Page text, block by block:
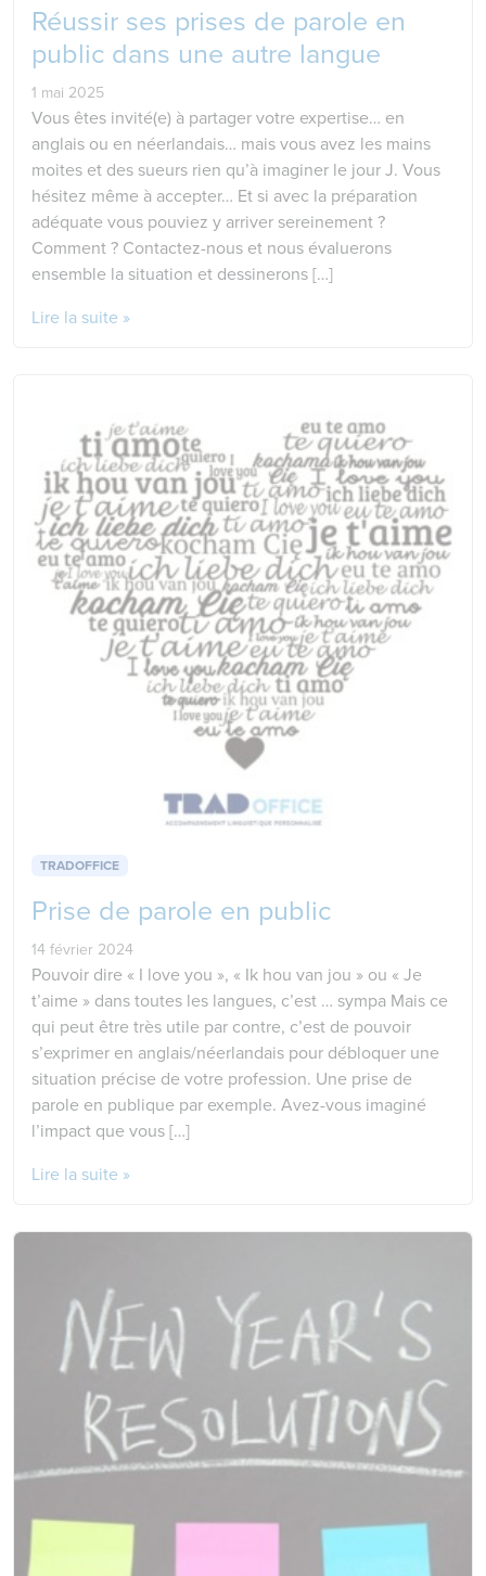
Réussir ses prises de parole en
public dans une autre langue
1 mai 2025
Vous êtes invité(e) à partager votre expertise… en
anglais ou en néerlandais… mais vous avez les mains
moites et des sueurs rien qu’à imaginer le jour J. Vous
hésitez même à accepter… Et si avec la préparation
adéquate vous pouviez y arriver sereinement ?
Comment ? Contactez-nous et nous évaluerons
ensemble la situation et dessinerons […]
Lire la suite »
TRADOFFICE
Prise de parole en public
14 février 2024
Pouvoir dire « I love you », « Ik hou van jou » ou « Je
t’aime » dans toutes les langues, c’est … sympa Mais ce
qui peut être très utile par contre, c’est de pouvoir
s’exprimer en anglais/néerlandais pour débloquer une
situation précise de votre profession. Une prise de
parole en publique par exemple. Avez-vous imaginé
l’impact que vous […]
Lire la suite »